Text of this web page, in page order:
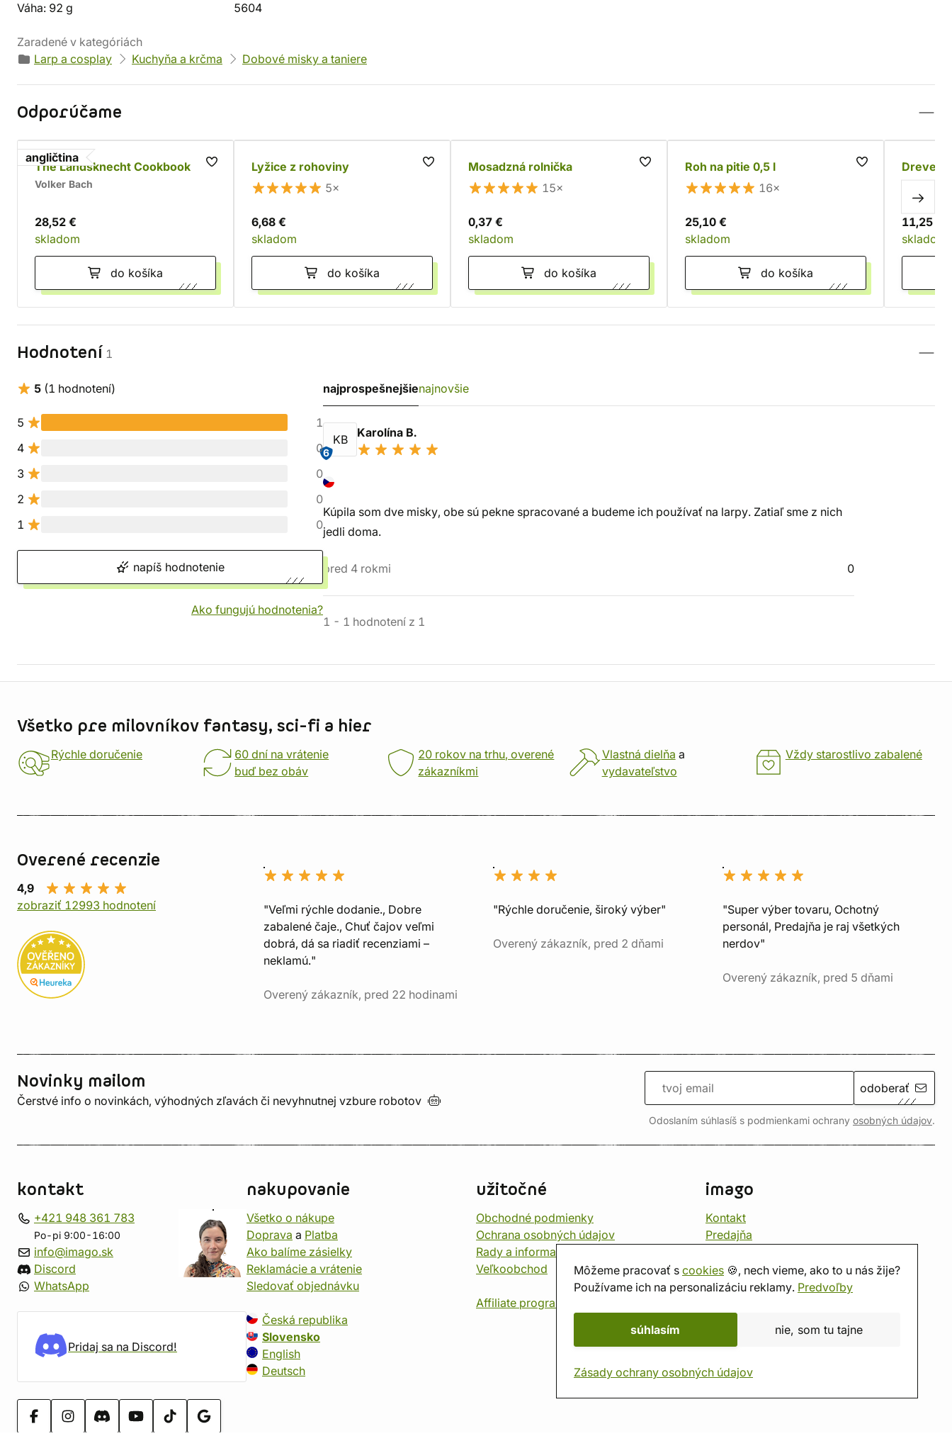
Váha: 92 g
5604
Zaradené v kategóriách
Larp a cosplay
Kuchyňa a krčma Dobové misky a taniere
Odporúčame
angličtina
The Landsknecht Cookbook
Volker Bach
28,52 €
skladom
do košíka
Lyžice z rohoviny
5×
6,68 €
skladom
do košíka
Mosadzná rolnička
15×
0,37 €
skladom
do košíka
Roh na pitie 0,5 l
16×
25,10 €
skladom
do košíka
11,25 €
skladom
Hodnotení 1
5 (1 hodnotení)
5
1
4
0
3
0
2
0
1
0
napíš hodnotenie
Ako fungujú hodnotenia?
najprospešnejšienajnovšie
KB
6
Karolína B.
Kúpila som dve misky, obe sú pekne spracované a budeme ich používať na larpy. Zatiaľ sme z nich
jedli doma.
pred 4 rokmi 0
1 - 1 hodnotení z 1
Môžeme pracovať s cookies 🍪, nech vieme, ako to u nás žije?
Používame ich na personalizáciu reklamy. Predvoľby
súhlasím nie, som tu tajne
Zásady ochrany osobných údajov
Všetko pre milovníkov fantasy, sci-fi a hier
Rýchle doručenie
60 dní na vrátenie
buď bez obáv
20 rokov na trhu, overené
zákazníkmi
Vlastná dielňa a
vydavateľstvo
Vždy starostlivo zabalené
Overené recenzie
4,9
zobraziť 12993 hodnotení
"Veľmi rýchle dodanie., Dobre
zabalené čaje., Chuť čajov veľmi
dobrá, dá sa riadiť recenziami –
neklamú."
Overený zákazník, pred 22 hodinami
"Rýchle doručenie, široký výber"
Overený zákazník, pred 2 dňami
"Super výber tovaru, Ochotný
personál, Predajňa je raj všetkých
nerdov"
Overený zákazník, pred 5 dňami
Novinky mailom
Čerstvé info o novinkách, výhodných zľavách či nevyhnutnej vzbure robotov
odoberať
Odoslaním súhlasíš s podmienkami ochrany osobných údajov.
kontakt
+421 948 361 783
Po-pi 9:00-16:00
info@imago.sk
Discord
WhatsApp
Pridaj sa na Discord!
nakupovanie
Všetko o nákupe
Doprava a Platba
Ako balíme zásielky
Reklamácie a vrátenie
Sledovať objednávku
Česká republika
Slovensko
English
Deutsch
užitočné
Obchodné podmienky
Ochrana osobných údajov
Rady a informace
Veľkoobchod
Affiliate program
imago
Kontakt
Predajňa
O nás
Hodnotenie obchodu